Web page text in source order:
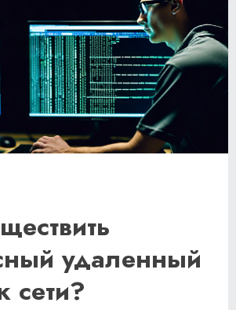
удаленный
сети?